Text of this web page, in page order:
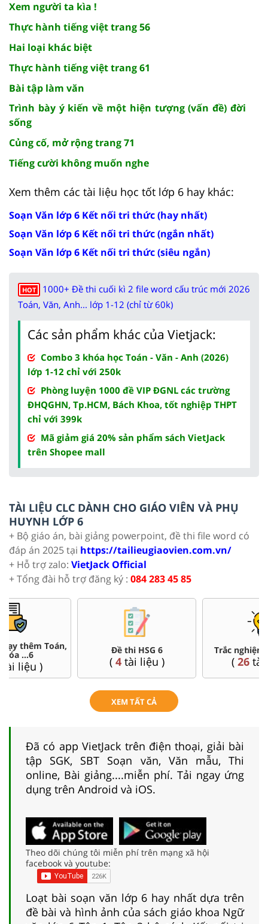
Xem người ta kìa !
Thực hành tiếng việt trang 56
Hai loại khác biệt
Thực hành tiếng việt trang 61
Bài tập làm văn
Trình bày ý kiến về một hiện tượng (vấn đề) đời
sống
Củng cố, mở rộng trang 71
Tiếng cười không muốn nghe
Xem thêm các tài liệu học tốt lớp 6 hay khác:
Soạn Văn lớp 6 Kết nối tri thức (hay nhất)
Soạn Văn lớp 6 Kết nối tri thức (ngắn nhất)
Soạn Văn lớp 6 Kết nối tri thức (siêu ngắn)
HOT
1000+ Đề thi cuối kì 2 file word cấu trúc mới 2026
Toán, Văn, Anh... lớp 1-12 (chỉ từ 60k)
Các sản phẩm khác của Vietjack:
Combo 3 khóa học Toán - Văn - Anh (2026)
lớp 1-12 chỉ với 250k
Phòng luyện 1000 đề VIP ĐGNL các trường
ĐHQGHN, Tp.HCM, Bách Khoa, tốt nghiệp THPT
chỉ với 399k
Mã giảm giá 20% sản phẩm sách VietJack
trên Shopee mall
TÀI LIỆU CLC DÀNH CHO GIÁO VIÊN VÀ PHỤ
HUYNH LỚP 6
+ Bộ giáo án, bài giảng powerpoint, đề thi file word có
đáp án 2025 tại https://tailieugiaovien.com.vn/
+ Hỗ trợ zalo: VietJack Official
+ Tổng đài hỗ trợ đăng ký : 084 283 45 85
Đề thi HSG 6
(
Trắc nghiệm đúng sai 6
(
XEM TẤT CẢ
Đã có app VietJack trên điện thoại, giải bài
tập SGK, SBT Soạn văn, Văn mẫu, Thi
online, Bài giảng....miễn phí. Tải ngay ứng
dụng trên Android và iOS.
Theo dõi chúng tôi miễn phí trên mạng xã hội
facebook và youtube:
Loạt bài soạn văn lớp 6 hay nhất dựa trên
đề bài và hình ảnh của sách giáo khoa Ngữ